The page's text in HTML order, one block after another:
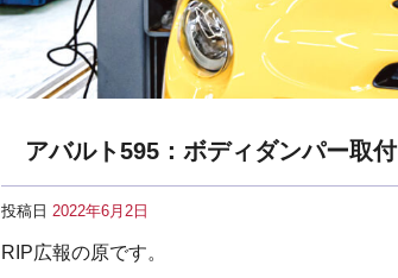
アバルト595：ボディダンパー取付
投稿日 2022年6月2日
RIP広報の原です。